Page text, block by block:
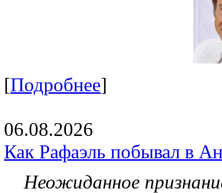
[Подробнее]
06.08.2026
Как Рафаэль побывал в
Неожиданное